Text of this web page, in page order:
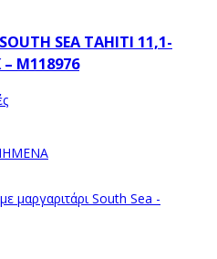
SEA TAHITI 11,1-
M118976